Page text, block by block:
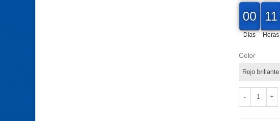
00
00
00
Días
11
11
00
Horas
Color
- +